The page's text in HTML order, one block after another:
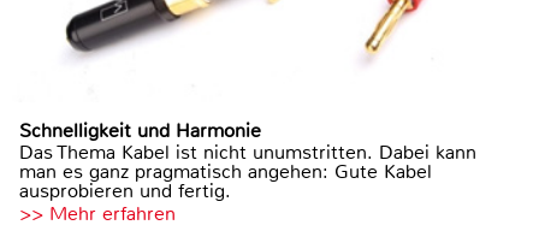
Schnelligkeit und Harmonie
Das Thema Kabel ist nicht unumstritten. Dabei kann
man es ganz pragmatisch angehen: Gute Kabel
ausprobieren und fertig.
>> Mehr erfahren